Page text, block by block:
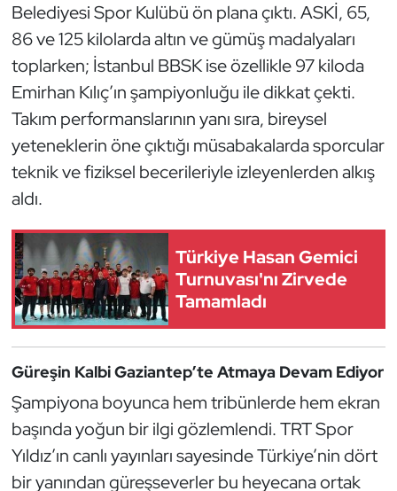
Belediyesi Spor Kulübü ön plana çıktı. ASKİ, 65,
86 ve 125 kilolarda altın ve gümüş madalyaları
toplarken; İstanbul BBSK ise özellikle 97 kiloda
Emirhan Kılıç’ın şampiyonluğu ile dikkat çekti.
Takım performanslarının yanı sıra, bireysel
yeteneklerin öne çıktığı müsabakalarda sporcular
teknik ve fiziksel becerileriyle izleyenlerden alkış
aldı.
Türkiye Hasan Gemici
Turnuvası'nı Zirvede
Tamamladı
Güreşin Kalbi Gaziantep’te Atmaya Devam Ediyor
Şampiyona boyunca hem tribünlerde hem ekran
başında yoğun bir ilgi gözlemlendi. TRT Spor
Yıldız’ın canlı yayınları sayesinde Türkiye’nin dört
bir yanından güreşseverler bu heyecana ortak
Kürek
Masa Tenisi
Modern Pentatlon
Motor Sporları
Okçuluk
Optimist
Oryantiring
Özel Sporcular
Paralimpik